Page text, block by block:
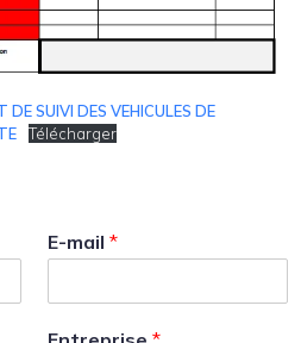
DE SUIVI DES VEHICULES DE
Télécharger
E-mail *